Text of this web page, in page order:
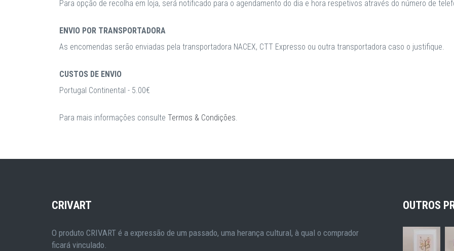
Para opção de recolha em loja, será notificado para o agendamento do dia e hora respetivos através do número de
ENVIO POR TRANSPORTADORA
As encomendas serão enviadas pela transportadora NACEX, CTT Expresso ou outra transportadora caso o justifique.
CUSTOS DE ENVIO
Portugal Continental - 5.00€
Para mais informações consulte Termos & Condições.
CRIVART
O produto CRIVART é a expressão de um passado, uma herança cultural, à qual o comprador
ficará vinculado.
OUTROS